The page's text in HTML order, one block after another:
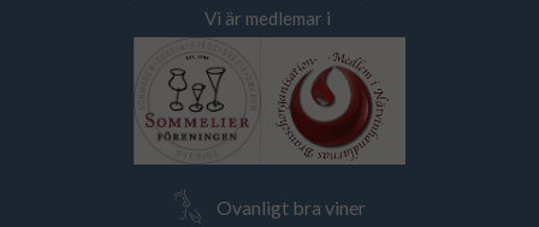
Vi är medlemar i
Ovanligt bra viner